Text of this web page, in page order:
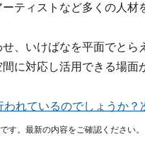
ティストなど多くの人材
、いけばなを平面でと
に対応し活用できる場面
れているのでしょうか？
す。最新の内容をご確認ください。